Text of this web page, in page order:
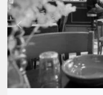
Précédent